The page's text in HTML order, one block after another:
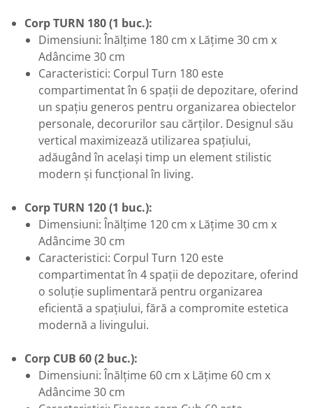
Corp TURN 180 (1 buc.):
Dimensiuni: Înălțime 180 cm x Lățime 30 cm x
Adâncime 30 cm
Caracteristici: Corpul Turn 180 este
compartimentat în 6 spații de depozitare, oferind
un spațiu generos pentru organizarea obiectelor
personale, decorurilor sau cărților. Designul său
vertical maximizează utilizarea spațiului,
adăugând în același timp un element stilistic
modern și funcțional în living.
Corp TURN 120 (1 buc.):
Dimensiuni: Înălțime 120 cm x Lățime 30 cm x
Adâncime 30 cm
Caracteristici: Corpul Turn 120 este
compartimentat în 4 spații de depozitare, oferind
o soluție suplimentară pentru organizarea
eficientă a spațiului, fără a compromite estetica
modernă a livingului.
Corp CUB 60 (2 buc.):
Dimensiuni: Înălțime 60 cm x Lățime 60 cm x
Adâncime 30 cm